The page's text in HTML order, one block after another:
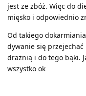
jest ze zbóż. Więc do
mięsko i odpowiednio
Od takiego
dywanie się
drażnią i do tego bąki.
wszystko ok